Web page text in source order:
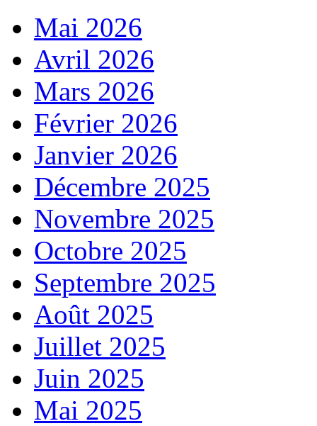
Mai 2026
Avril 2026
Mars 2026
Février 2026
Janvier 2026
Décembre 2025
Novembre 2025
Octobre 2025
Septembre 2025
Août 2025
Juillet 2025
Juin 2025
Mai 2025